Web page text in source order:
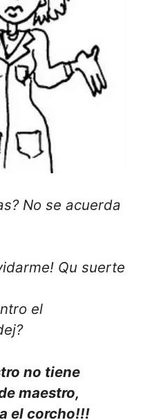
No se acuerda
Qu suerte
el
no tiene
maestro,
el corcho!!!